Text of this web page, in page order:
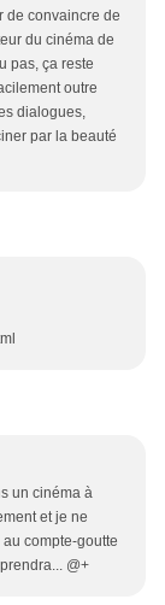
de convaincre de
du cinéma de
pas, ça reste
outre
dialogues,
par la beauté
un cinéma à
et je ne
compte-goutte
@+